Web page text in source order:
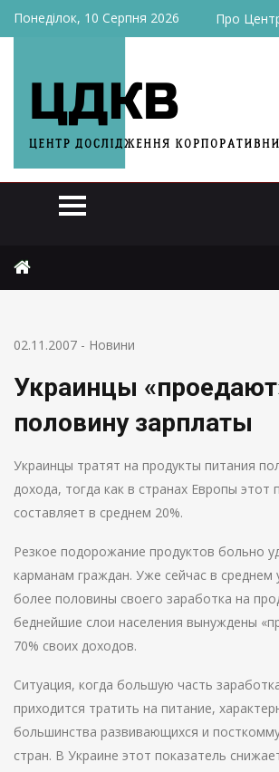
Понеділок, 10 Серпня 2026 Про
Украинцы «проедают» половину зарплаты
02.11.2007 - Новини
Украинцы
половину зарплаты
Украинцы тратят на продукты питания
дохода, тогда как в странах Европы этот
составляет в среднем 20%.
Резкое подорожание продуктов больно
карманам граждан. Уже сейчас в среднем
более половины своего заработка на
беднейшие слои населения вынуждены
70% своих доходов.
Ситуация, когда большую часть
приходится тратить на питание,
большинства развивающихся и
стран. В Украине этот показатель